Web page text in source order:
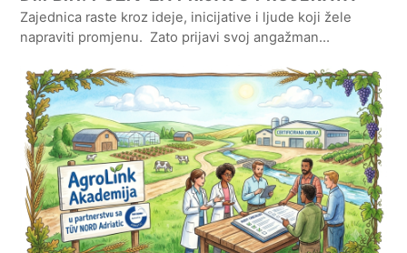
Zajednica raste kroz ideje, inicijative i ljude koji žele
napraviti promjenu. Zato prijavi svoj angažman…